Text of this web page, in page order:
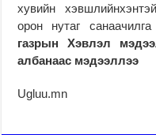
хувийн
орон нутаг
газрын Хэвлэл
албанаас мэдээллээ
Ugluu.mn